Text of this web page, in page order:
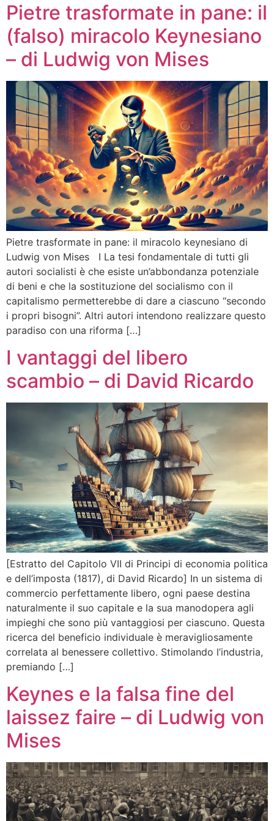
Pietre trasformate in pane: il
(falso) miracolo Keynesiano
– di Ludwig von Mises
Pietre trasformate in pane: il miracolo keynesiano di
Ludwig von Mises I La tesi fondamentale di tutti gli
autori socialisti è che esiste un’abbondanza potenziale
di beni e che la sostituzione del socialismo con il
capitalismo permetterebbe di dare a ciascuno “secondo
i propri bisogni”. Altri autori intendono realizzare questo
paradiso con una riforma […]
I vantaggi del libero
scambio – di David Ricardo
[Estratto del Capitolo VII di Principi di economia politica
e dell’imposta (1817), di David Ricardo] In un sistema di
commercio perfettamente libero, ogni paese destina
naturalmente il suo capitale e la sua manodopera agli
impieghi che sono più vantaggiosi per ciascuno. Questa
ricerca del beneficio individuale è meravigliosamente
correlata al benessere collettivo. Stimolando l’industria,
premiando […]
Keynes e la falsa fine del
laissez faire – di Ludwig von
Mises